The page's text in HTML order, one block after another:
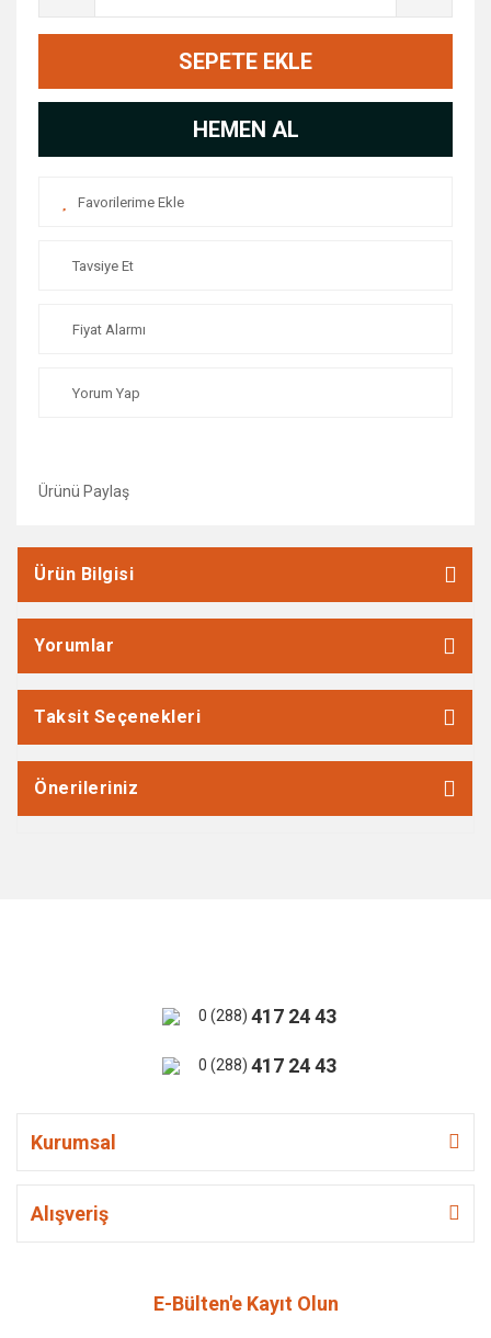
SEPETE EKLE
HEMEN AL
Tavsiye Et
Fiyat Alarmı
Yorum Yap
Ürünü Paylaş
Ürün Bilgisi
Yorumlar
Taksit Seçenekleri
Önerileriniz
0 (288) 417 24 43
0 (288) 417 24 43
Kurumsal
Alışveriş
E-Bülten'e Kayıt Olun